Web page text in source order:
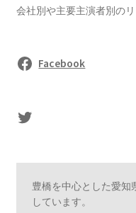
会社別や主要主演者別のリ
Facebook
sasaki's Twitter
豊橋を中心とした愛知
しています。